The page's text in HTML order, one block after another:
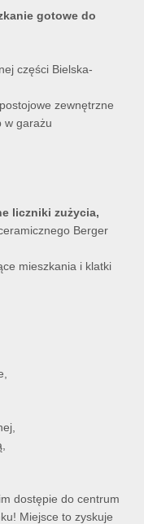
gotowe do
części Bielska-
zewnętrzne
w garażu
liczniki zużycia,
Berger
mieszkania i klatki
dostępie do centrum
Miejsce to zyskuje